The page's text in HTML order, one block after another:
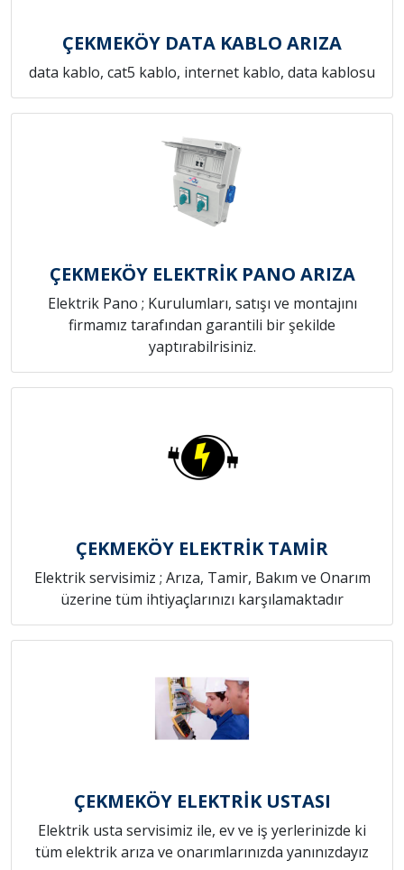
ÇEKMEKÖY DATA KABLO ARIZA
data kablo, cat5 kablo, internet kablo, data kablosu
ÇEKMEKÖY ELEKTRİK PANO ARIZA
Elektrik Pano ; Kurulumları, satışı ve montajını
firmamız tarafından garantili bir şekilde
yaptırabilrisiniz.
ÇEKMEKÖY ELEKTRİK TAMİR
Elektrik servisimiz ; Arıza, Tamir, Bakım ve Onarım
üzerine tüm ihtiyaçlarınızı karşılamaktadır
ÇEKMEKÖY ELEKTRİK USTASI
Elektrik usta servisimiz ile, ev ve iş yerlerinizde ki
tüm elektrik arıza ve onarımlarınızda yanınızdayız